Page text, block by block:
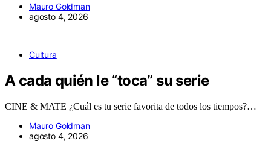
Mauro Goldman
agosto 4, 2026
Cultura
A cada quién le “toca” su serie
CINE & MATE ¿Cuál es tu serie favorita de todos los tiempos?…
Mauro Goldman
agosto 4, 2026